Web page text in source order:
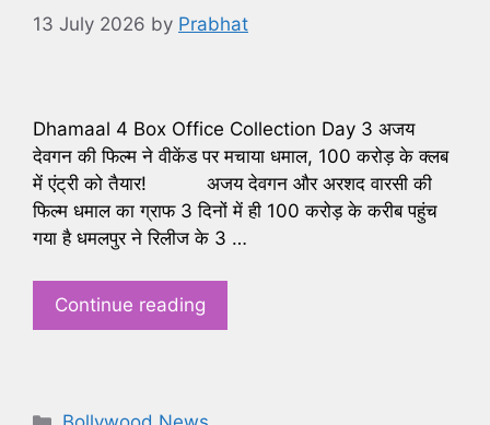
13 July 2026 by Prabhat
Dhamaal 4 Box Office Collection Day 3 अजय
देवगन की फिल्म ने वीकेंड पर मचाया धमाल, 100 करोड़ के क्लब
में एंट्री को तैयार! अजय देवगन और अरशद वारसी की
फिल्म धमाल का ग्राफ 3 दिनों में ही 100 करोड़ के करीब पहुंच
गया है धमलपुर ने रिलीज के 3 …
Continue reading
Categories